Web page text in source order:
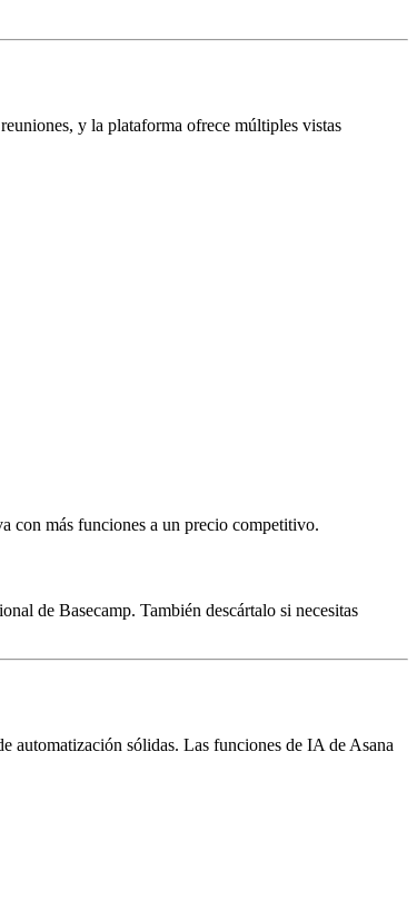
y la plataforma ofrece múltiples vistas
con más funciones a un precio competitivo.
de Basecamp. También descártalo si necesitas
automatización sólidas. Las funciones de IA de Asana